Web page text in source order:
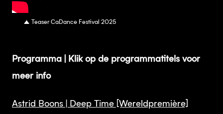
Teaser CaDance Festival 2025
Programma | Klik op de programmatitels voor
meer info
Astrid Boons | Deep Time [Wereldpremière]